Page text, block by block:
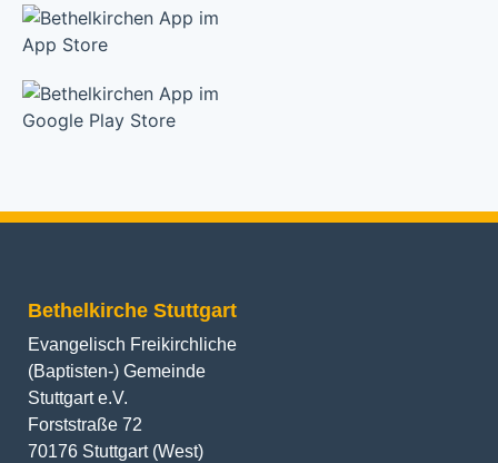
Bethelkirche Stuttgart
Evangelisch Freikirchliche
(Baptisten-) Gemeinde
Stuttgart e.V.
Forststraße 72
70176 Stuttgart (West)